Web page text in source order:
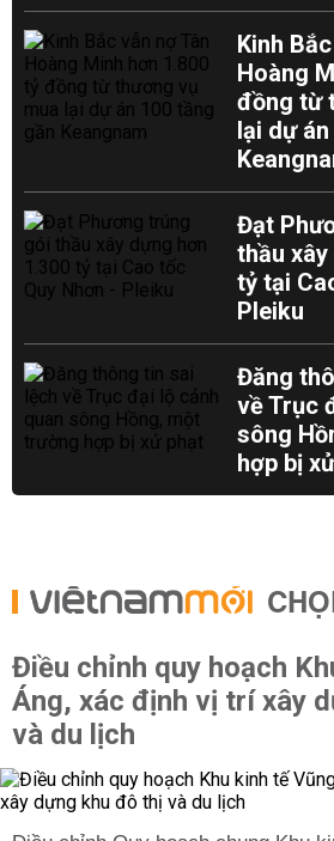
Kinh
Hoàng
đồng từ
lại dự
Đạt
thầu
tỷ tại
Pleiku
Đăng
về Trục
sông
hợp bị
Điều chỉnh quy hoạch
Áng, xác định vị trí xây
và du lịch